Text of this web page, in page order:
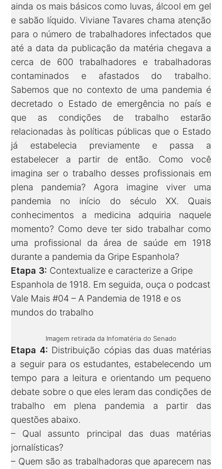
ainda os mais básicos como luvas, álcool em gel
e sabão líquido. Viviane Tavares chama atenção
para o número de trabalhadores infectados que
até a data da publicação da matéria chegava a
cerca de 600 trabalhadores e trabalhadoras
contaminados e afastados do trabalho.
Sabemos que no contexto de uma pandemia é
decretado o Estado de emergência no país e
que as condições de trabalho estarão
relacionadas às políticas públicas que o Estado
já estabelecia previamente e passa a
estabelecer a partir de então. Como você
imagina ser o trabalho desses profissionais em
plena pandemia? Agora imagine viver uma
pandemia no início do século XX. Quais
conhecimentos a medicina adquiria naquele
momento? Como deve ter sido trabalhar como
uma profissional da área de saúde em 1918
durante a pandemia da Gripe Espanhola?
Etapa 3: Contextualize e caracterize a Gripe
Espanhola de 1918. Em seguida, ouça o podcast
Vale Mais #04 – A Pandemia de 1918 e os
mundos do trabalho
Imagem retirada da Infomatéria do Senado
Etapa 4: Distribuição cópias das duas matérias
a seguir para os estudantes, estabelecendo um
tempo para a leitura e orientando um pequeno
debate sobre o que eles leram das condições de
trabalho em plena pandemia a partir das
questões abaixo.
– Qual assunto principal das duas matérias
jornalísticas?
– Quem são as trabalhadoras que aparecem nas